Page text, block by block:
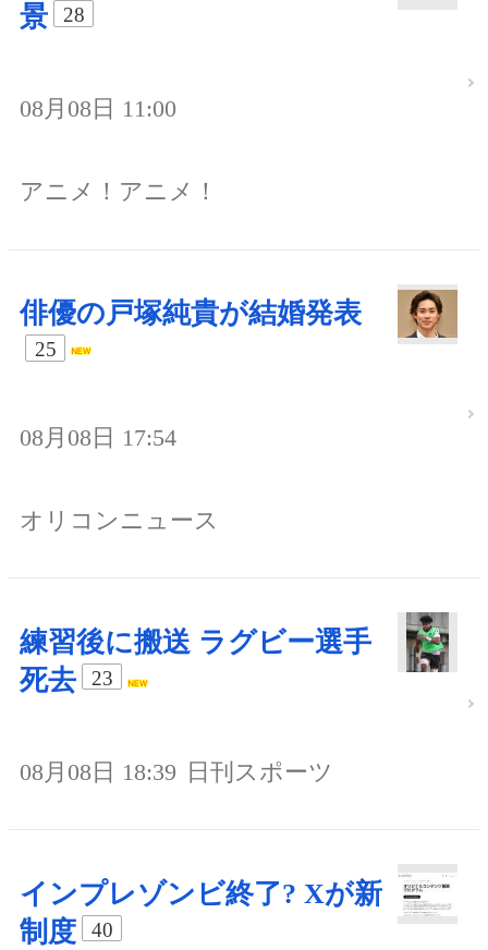
景
28
08月08日 11:00
アニメ！アニメ！
俳優の戸塚純貴が結婚発表
25
08月08日 17:54
オリコンニュース
練習後に搬送 ラグビー選手
死去
23
08月08日 18:39 日刊スポーツ
インプレゾンビ終了? Xが新
制度
40